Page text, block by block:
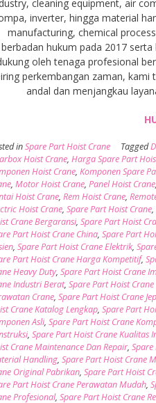
cleaning equipment, air
inverter, hingga material
manufacturing, chemical
berbadan hukum pada 2017
oleh tenaga profesional
perkembangan zaman,
andal dan menjangkau
inSpare Part Hoist Crane Tagged
Hoist Crane,Harga Spare Part
Hoist Crane,Komponen Spare
,Motor Hoist Crane,Panel Hoist Crane
Hoist Crane,Rem Hoist Crane,
Hoist Crane,Spare Part Hoist Crane,
Crane Bergaransi,Spare Part Hoist
Part Hoist Crane China,Spare Part
,Spare Part Hoist Crane Elektrik,
Part Hoist Crane Harga Kompetitif,
Heavy Duty,Spare Part Hoist Crane
Industri Berat,Spare Part Hoist
Crane,Spare Part Hoist Crane
Crane Katalog Lengkap,Spare Part
Asli,Spare Part Hoist Crane
,Spare Part Hoist Crane Kualitas
Crane Maintenance Dan Repair,
Handling,Spare Part Hoist Crane
Original Pabrikan,Spare Part Hoist
Part Hoist Crane Perawatan Mudah,
Profesional,Spare Part Hoist Crane